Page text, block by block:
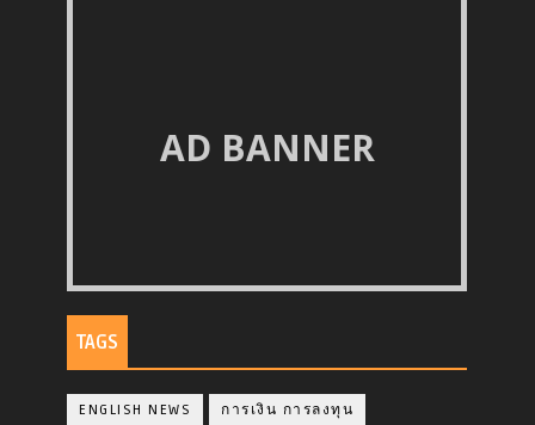
AD BANNER
TAGS
ENGLISH NEWS การเงิน การลงทุน